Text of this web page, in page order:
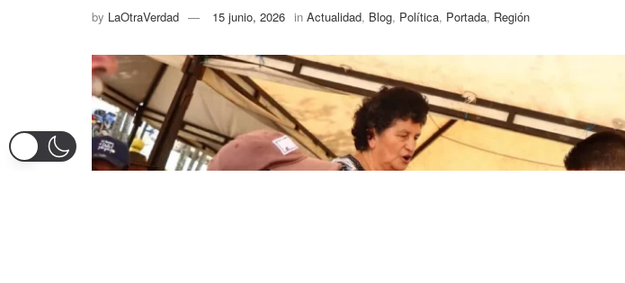
by LaOtraVerdad 15 junio, 2026 in Actualidad, Blog, Política, Portada, Región